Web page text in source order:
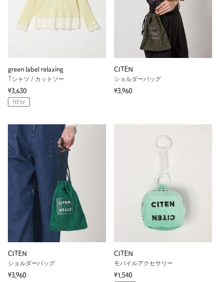
green label relaxing
Tシャツ / カットソー
¥3,630
NEW
CITEN
ショルダーバッグ
¥3,960
CITEN
ショルダーバッグ
¥3,960
CITEN
モバイルアクセサリー
¥1,540